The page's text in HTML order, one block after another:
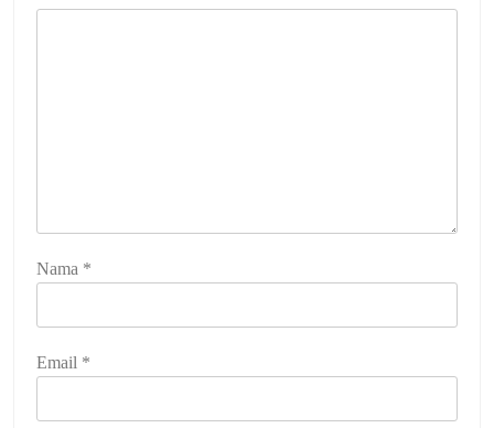
Nama *
Email *